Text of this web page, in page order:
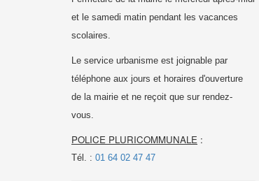
et le samedi matin pendant les vacances
scolaires.
Le service urbanisme est joignable par
téléphone aux jours et horaires d'ouverture
de la mairie et ne reçoit que sur rendez-
vous.
POLICE PLURICOMMUNALE :
Tél. : 01 64 02 47 47